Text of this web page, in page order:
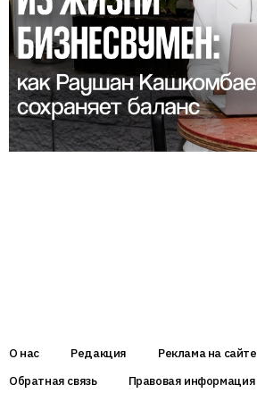
О нас Редакция
Реклама на сайте
Обратная связь
Правовая информация